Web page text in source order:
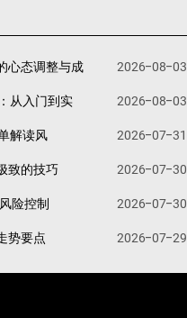
心态调整与成 2026-08-03
从入门到实
2026-08-03
解读风
2026-07-31
致的技巧
2026-07-30
险控制
2026-07-30
势要点
2026-07-29